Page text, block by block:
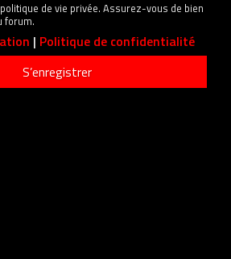
de vie privée. Assurez-vous de bien
forum.
| Politique de confidentialité
S’enregistrer